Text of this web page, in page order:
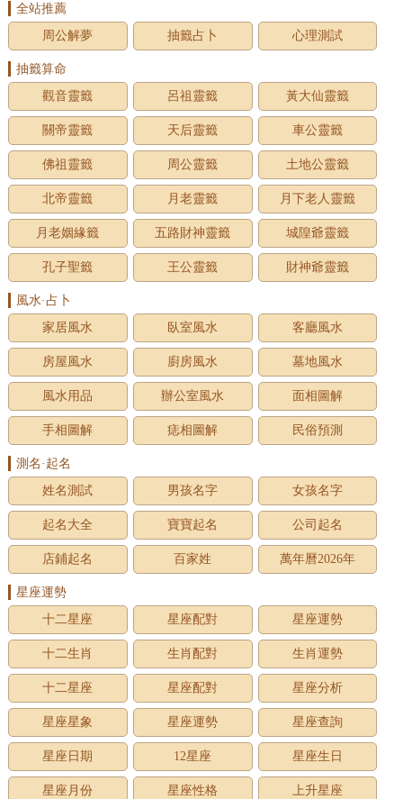
全站推薦
周公解夢
抽籤占卜 心理測試
抽籤算命
觀音靈籤
呂祖靈籤 黃大仙靈籤
關帝靈籤 天后靈籤 車公靈籤
佛祖靈籤 周公靈籤 土地公靈籤
北帝靈籤 月老靈籤 月下老人靈籤
月老姻緣籤 五路財神靈籤 城隍爺靈籤
孔子聖籤 王公靈籤 財神爺靈籤
風水·占卜
家居風水
臥室風水 客廳風水
房屋風水 廚房風水 墓地風水
風水用品 辦公室風水 面相圖解
手相圖解 痣相圖解 民俗預測
測名·起名
姓名測試
男孩名字 女孩名字
起名大全 寶寶起名 公司起名
店鋪起名 百家姓 萬年曆2026年
星座運勢
十二星座
星座配對 星座運勢
十二生肖 生肖配對 生肖運勢
十二星座 星座配對 星座分析
星座星象 星座運勢 星座查詢
星座日期 12星座 星座生日
星座月份 星座性格 上升星座